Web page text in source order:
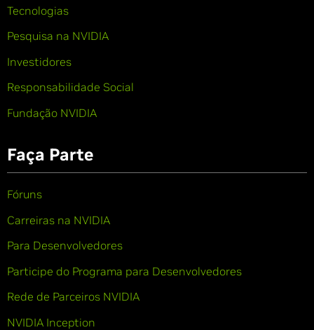
Tecnologias
Pesquisa na NVIDIA
Investidores
Responsabilidade Social
Fundação NVIDIA
Faça Parte
Fóruns
Carreiras na NVIDIA
Para Desenvolvedores
Participe do Programa para Desenvolvedores
Rede de Parceiros NVIDIA
NVIDIA Inception